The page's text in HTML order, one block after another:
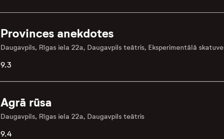
Provinces anekdotes
Daugavpils, Rīgas iela 22a, Daugavpils teātris, Eksperimentālā skatuve
9.3
Agrā rūsa
Daugavpils, Rīgas iela 22a, Daugavpils teātris
9.4